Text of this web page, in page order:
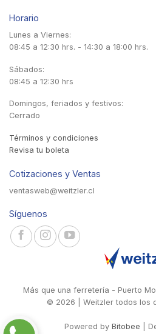
Horario
Lunes a Viernes:
08:45 a 12:30 hrs. - 14:30 a 18:00 hrs.
Sábados:
08:45 a 12:30 hrs
Domingos, feriados y festivos:
Cerrado
Términos y condiciones
Revisa tu boleta
Cotizaciones y Ventas
ventasweb@weitzler.cl
Síguenos
Más que una ferretería - Puerto
© 2026 | Weitzler todos los
Powered by Bitobee |